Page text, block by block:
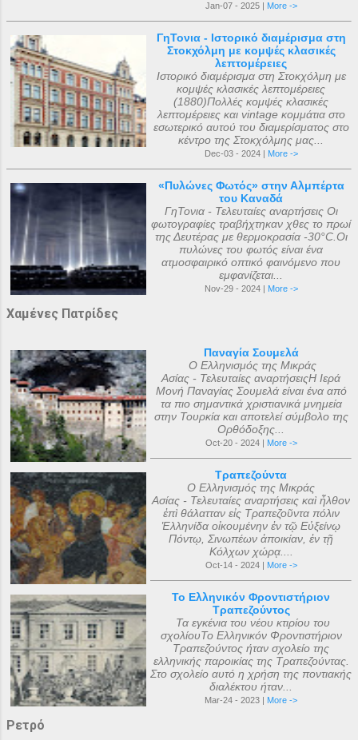
Jan-07 - 2025 | More ->
ΓηΤονια - Ιστορικό διαμέρισμα στη
Στοκχόλμη με κομψές κλασικές
λεπτομέρειες
Ιστορικό διαμέρισμα στη Στοκχόλμη με
κομψές κλασικές λεπτομέρειες
(1880)Πολλές κομψές κλασικές
λεπτομέρειες και vintage κομμάτια στο
εσωτερικό αυτού του διαμερίσματος στο
κέντρο της Στοκχόλμης μας...
Dec-03 - 2024 | More ->
«Πυλώνες Φωτός» στην Αλμπέρτα
του Καναδά
ΓηΤονια - Τελευταίες αναρτήσεις Οι
φωτογραφίες τραβήχτηκαν χθες το πρωί
της Δευτέρας με θερμοκρασία -30°C.Οι
πυλώνες του φωτός είναι ένα
ατμοσφαιρικό οπτικό φαινόμενο που
εμφανίζεται...
Nov-29 - 2024 | More ->
Χαμένες Πατρίδες
Παναγία Σουμελά
Ο Ελληνισμός της Μικράς
Ασίας - Τελευταίες αναρτήσειςΗ Ιερά
Μονή Παναγίας Σουμελά είναι ένα από
τα πιο σημαντικά χριστιανικά μνημεία
στην Τουρκία και αποτελεί σύμβολο της
Ορθόδοξης...
Oct-20 - 2024 | More ->
Τραπεζούντα
Ο Ελληνισμός της Μικράς
Ασίας - Τελευταίες αναρτήσεις καὶ ἦλθον
ἐπὶ θάλατταν εἰς Τραπεζοῦντα πόλιν
Ἑλληνίδα οἰκουμένην ἐν τῷ Εὐξείνῳ
Πόντῳ, Σινωπέων ἀποικίαν, ἐν τῇ
Κόλχων χώρᾳ....
Oct-14 - 2024 | More ->
Το Ελληνικόν Φροντιστήριον
Τραπεζούντος
Τα εγκένια του νέου κτιρίου του
σχολίουΤο Ελληνικόν Φροντιστήριον
Τραπεζούντος ήταν σχολείο της
ελληνικής παροικίας της Τραπεζούντας.
Στο σχολείο αυτό η χρήση της ποντιακής
διαλέκτου ήταν...
Mar-24 - 2023 | More ->
Ρετρό